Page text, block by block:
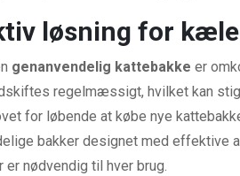
løsning for
genanvendelig kattebakke er
regelmæssigt, hvilket kan
for løbende at købe nye
bakker designet med effektive
nødvendig til hver brug.